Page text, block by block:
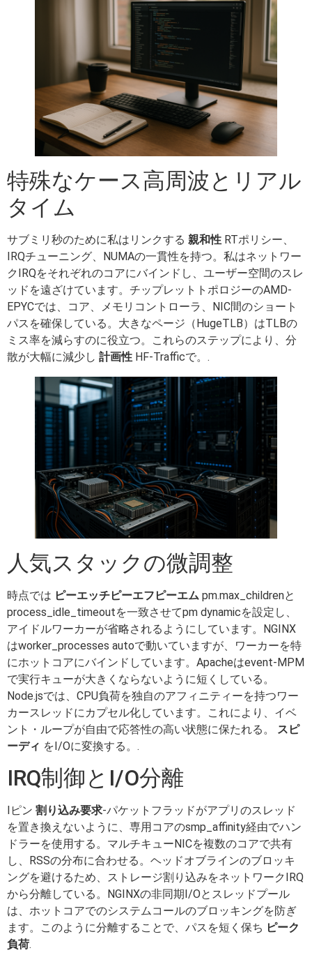
特殊なケース高周波とリアル
タイム
サブミリ秒のために私はリンクする 親和性 RTポリシー、
IRQチューニング、NUMAの一貫性を持つ。私はネットワー
クIRQをそれぞれのコアにバインドし、ユーザー空間のスレ
ッドを遠ざけています。チップレットトポロジーのAMD-
EPYCでは、コア、メモリコントローラ、NIC間のショート
パスを確保している。大きなページ（HugeTLB）はTLBの
ミス率を減らすのに役立つ。これらのステップにより、分
散が大幅に減少し 計画性 HF-Trafficで。.
人気スタックの微調整
時点では ピーエッチピーエフピーエム pm.max_childrenと
process_idle_timeoutを一致させてpm dynamicを設定し、
アイドルワーカーが省略されるようにしています。NGINX
はworker_processes autoで動いていますが、ワーカーを特
にホットコアにバインドしています。Apacheはevent-MPM
で実行キューが大きくならないように短くしている。
Node.jsでは、CPU負荷を独自のアフィニティーを持つワー
カースレッドにカプセル化しています。これにより、イベ
ント・ループが自由で応答性の高い状態に保たれる。
スピ
ーディ をI/Oに変換する。.
IRQ制御とI/O分離
Iピン 割り込み要求-パケットフラッドがアプリのスレッド
を置き換えないように、専用コアのsmp_affinity経由でハン
ドラーを使用する。マルチキューNICを複数のコアで共有
し、RSSの分布に合わせる。ヘッドオブラインのブロッキ
ングを避けるため、ストレージ割り込みをネットワークIRQ
から分離している。NGINXの非同期I/Oとスレッドプール
は、ホットコアでのシステムコールのブロッキングを防ぎ
ます。このように分離することで、パスを短く保ち ピーク
負荷.